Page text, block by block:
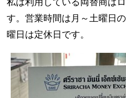
す。営業時間は月～土曜日
曜日は定休日です。